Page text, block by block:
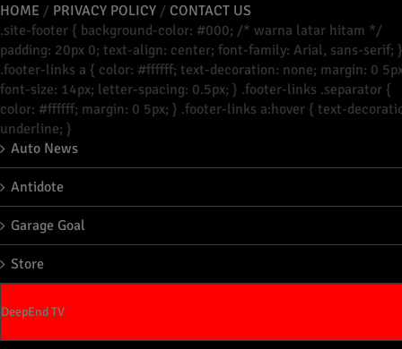
HOME / PRIVACY POLICY / CONTACT US
.site-footer { background-color: #000; /* warna latar hitam */
padding: 20px 0; text-align: center; font-family: Arial, sans-serif; }
.footer-links a { color: #ffffff; text-decoration: none; margin: 0
font-size: 14px; letter-spacing: 0.5px; } .footer-links .separator {
color: #ffffff; margin: 0 5px; } .footer-links a:hover { text-
underline; }
Auto News
Antidote
Garage Goal
Store
DeepEnd TV